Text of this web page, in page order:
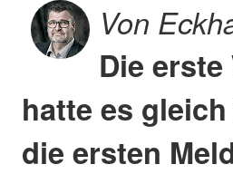
Von
Die
hatte es
die ersten